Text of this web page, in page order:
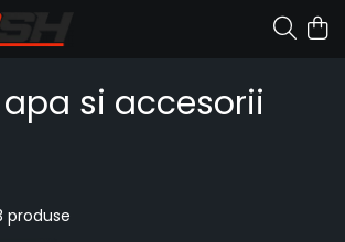
si accesorii
produse